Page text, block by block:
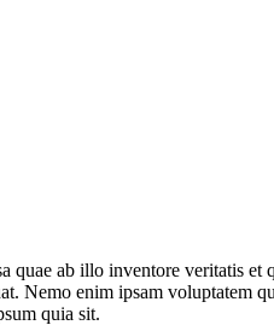
quae ab illo inventore veritatis et
Nemo enim ipsam voluptatem
quia sit.